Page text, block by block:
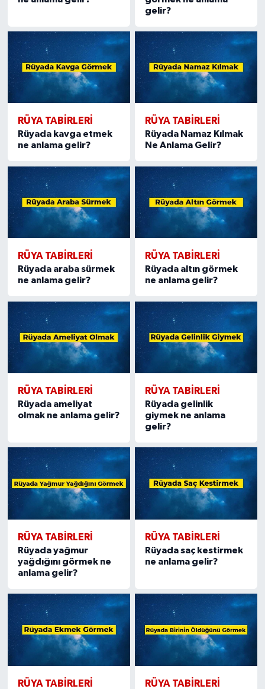
gelir?
RÜYA TABIRLERI
Rüyada kavga etmek
ne anlama gelir?
RÜYA TABIRLERI
Rüyada Namaz Kılmak
Ne Anlama Gelir?
RÜYA TABIRLERI
Rüyada araba sürmek
ne anlama gelir?
RÜYA TABIRLERI
Rüyada altın görmek
ne anlama gelir?
RÜYA TABIRLERI
Rüyada ameliyat
olmak ne anlama gelir?
RÜYA TABIRLERI
Rüyada gelinlik
giymek ne anlama
gelir?
RÜYA TABIRLERI
Rüyada yağmur
yağdığını görmek ne
anlama gelir?
RÜYA TABIRLERI
Rüyada saç kestirmek
ne anlama gelir?
RÜYA TABIRLERI RÜYA TABIRLERI